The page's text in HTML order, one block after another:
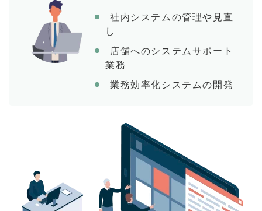
社内システムの管理や見直
し
店舗へのシステムサポート
業務
業務効率化システムの開発